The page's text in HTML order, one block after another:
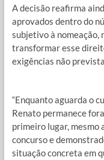
A decisão reafirma
aprovados dentro do
subjetivo à nomeação,
transformar esse
exigências não
“Enquanto aguarda o
Renato permanece
primeiro lugar, mesmo
concurso e
situação concreta em